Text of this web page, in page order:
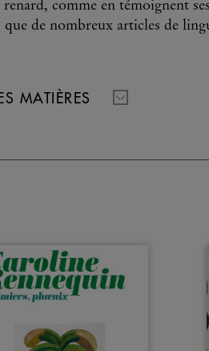
comme en témoignent
de nombreux articles de
MATIÈRES